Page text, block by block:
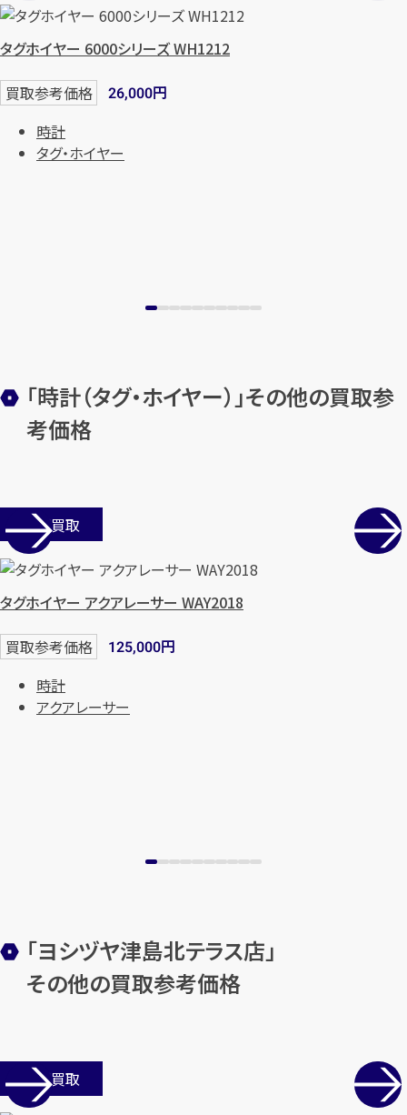
タグホイヤー 6000シリーズ WH1212
買取参考価格 26,000円
時計
タグ・ホイヤー
「時計（タグ・ホイヤー）」その他の買取参
考価格
店舗買取
タグホイヤー アクアレーサー WAY2018
買取参考価格 125,000円
時計
アクアレーサー
「ヨシヅヤ津島北テラス店」
その他の買取参考価格
店舗買取